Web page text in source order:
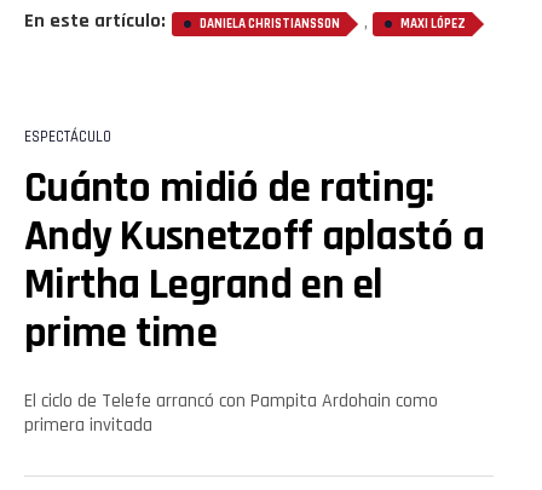
En este artículo: DANIELA CHRISTIANSSON , MAXI LÓPEZ
ESPECTÁCULO
Cuánto midió de rating:
Andy Kusnetzoff aplastó a
Mirtha Legrand en el
prime time
El ciclo de Telefe arrancó con Pampita Ardohain como
primera invitada
Pinterest
Whatsapp
Email